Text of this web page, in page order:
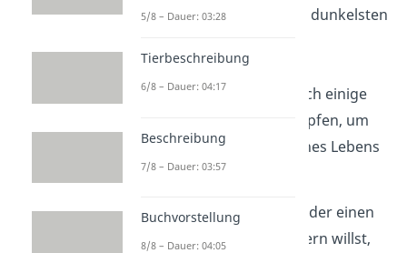
auf, auch nach dem dunkelsten
„Du musst dich durch einige
schlechte Tage kämpfen, um
denbesten Tag
deines Lebens
zu erleben.”
Egal ob du dich selbst oder einen
deiner Freunde aufheitern willst,
5/8 – Dauer: 03:28
Tierbeschreibung
6/8 – Dauer: 04:17
Beschreibung
7/8 – Dauer: 03:57
Buchvorstellung
8/8 – Dauer: 04:05